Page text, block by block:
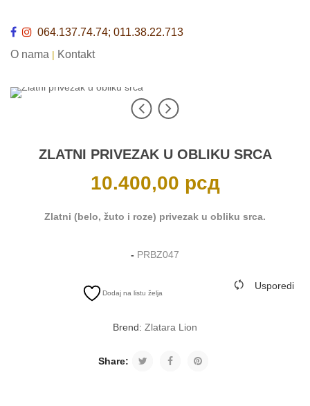
064.137.74.74; 011.38.22.713
O nama | Kontakt
ZLATNI PRIVEZAK U OBLIKU SRCA
10.400,00 рсд
Zlatni (belo, žuto i roze) privezak u obliku srca.
- PRBZ047
Dodaj na listu želja
Usporedi
Brend: Zlatara Lion
Share: